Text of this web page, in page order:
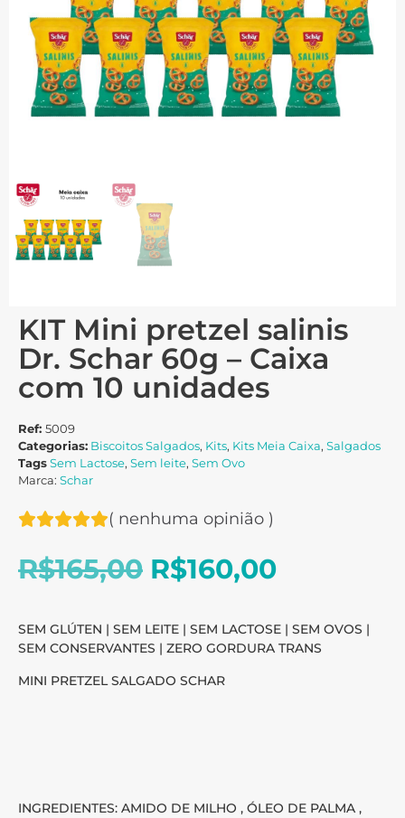
KIT Mini pretzel salinis
Dr. Schar 60g – Caixa
com 10 unidades
Ref: 5009
Categorias: Biscoitos Salgados, Kits, Kits Meia Caixa, Salgados
TagsSem Lactose, Sem leite, Sem Ovo
Marca: Schar
( nenhuma opinião )
R$165,00 R$160,00
SEM GLÚTEN | SEM LEITE | SEM LACTOSE | SEM OVOS |
SEM CONSERVANTES | ZERO GORDURA TRANS
MINI PRETZEL SALGADO SCHAR
INGREDIENTES: AMIDO DE MILHO , ÓLEO DE PALMA ,